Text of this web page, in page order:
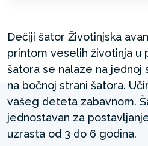
Dečiji šator Životinjska
printom veselih životinja u
šatora se nalaze na jednoj
na bočnoj strani šatora.
vašeg deteta zabavnom.
jednostavan za
uzrasta od 3 do 6 godina.